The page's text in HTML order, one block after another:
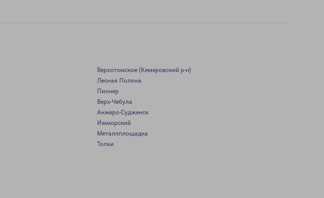
Верхотомское (Кемеровский р-н)
Лесная Поляна
Пионер
Верх-Чебула
Анжеро-Судженск
Ижморский
Металлплощадка
Топки